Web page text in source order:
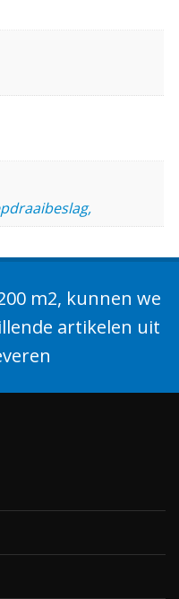
m2, kunnen we
artikelen uit